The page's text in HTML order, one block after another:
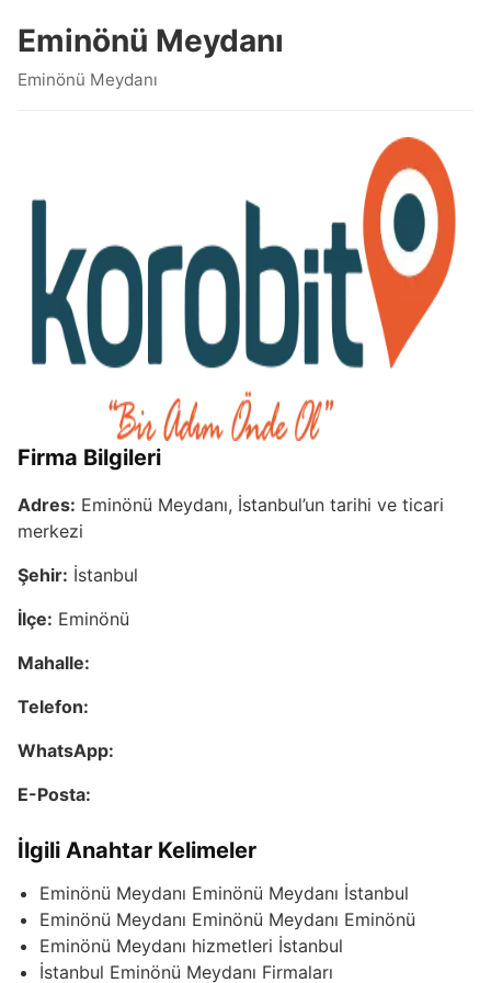
Eminönü Meydanı
Eminönü Meydanı
Firma Bilgileri
Adres: Eminönü Meydanı, İstanbul’un tarihi ve ticari
merkezi
Şehir: İstanbul
İlçe: Eminönü
Mahalle:
Telefon:
WhatsApp:
E-Posta:
İlgili Anahtar Kelimeler
Eminönü Meydanı Eminönü Meydanı İstanbul
Eminönü Meydanı Eminönü Meydanı Eminönü
Eminönü Meydanı hizmetleri İstanbul
İstanbul Eminönü Meydanı Firmaları